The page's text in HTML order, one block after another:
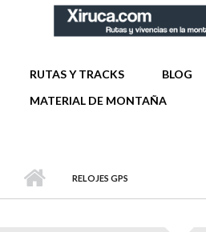
Pasar al contenido principal
MENÚ PRINCIPAL
RUTAS Y TRACKS BLOG
MATERIAL DE MONTAÑA
RELOJES GPS